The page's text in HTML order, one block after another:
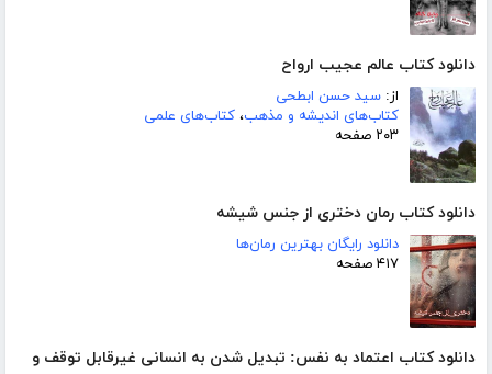
دانلود کتاب عالم عجیب ارواح
از: سید حسن ابطحی
کتاب‌های اندیشه و مذهب، کتاب‌های علمی
۲۰۳ صفحه
دانلود کتاب رمان دختری از جنس شیشه
دانلود رایگان بهترین رمان‌ها
۴۱۷ صفحه
دانلود کتاب اعتماد به نفس: تبدیل شدن به انسانی غیرقابل توقف و